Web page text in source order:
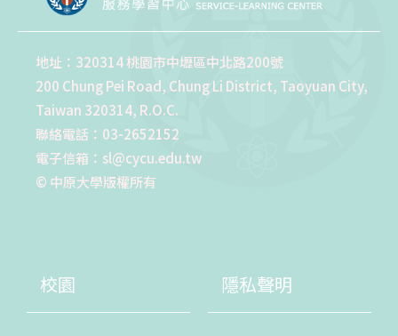
地址：320314 桃園市中壢區中北路200號
200 Chung Pei Road, Chung Li District, Taoyuan City,
Taiwan 320314, R.O.C.
聯絡電話：03-2652152
電子信箱：sl@cycu.edu.tw
© 中原大學版權所有
校園 隱私聲明